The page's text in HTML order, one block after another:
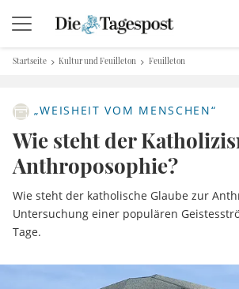
Startseite Kultur und Feuilleton Feuilleton
„WEISHEIT VOM MENSCHEN“
Wie steht der
Anthroposophie?
Wie steht der katholische Glaube zur
Untersuchung einer populären
Tage.